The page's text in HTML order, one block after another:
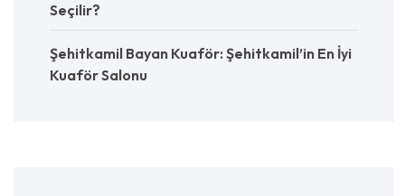
Seçilir?
Şehitkamil Bayan Kuaför: Şehitkamil’in En İyi
Kuaför Salonu